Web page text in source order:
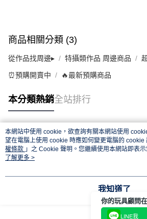
商品相關分類 (3)
從作品找周邊▸ 特攝類作品 周邊商品
⏰預購開賣中 🔥最新預購商品
本分類熱銷全站排行
熱門標籤
本網站中使用 cookie，欲查詢有關本網站使用
望在電腦上使用 cookie 時應如何變更電腦的 cookie
權條款 」之 Cookie 聲明。您繼續使用本網站即表
用條款之 Cookie 聲明使用 cookie。
了解更多 >
我知道了
你的玩具顧問
LINE我